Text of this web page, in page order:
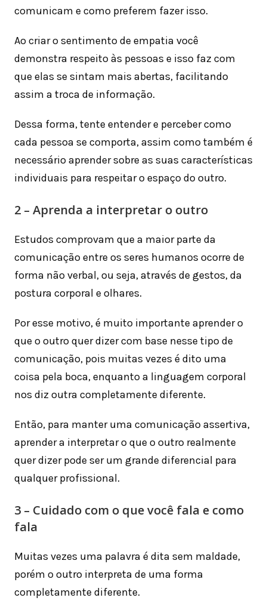
comunicam e como preferem fazer isso.
Ao criar o sentimento de empatia você
demonstra respeito às pessoas e isso faz com
que elas se sintam mais abertas, facilitando
assim a troca de informação.
Dessa forma, tente entender e perceber como
cada pessoa se comporta, assim como também é
necessário aprender sobre as suas características
individuais para respeitar o espaço do outro.
2 – Aprenda a interpretar o outro
Estudos comprovam que a maior parte da
comunicação entre os seres humanos ocorre de
forma não verbal, ou seja, através de gestos, da
postura corporal e olhares.
Por esse motivo, é muito importante aprender o
que o outro quer dizer com base nesse tipo de
comunicação, pois muitas vezes é dito uma
coisa pela boca, enquanto a linguagem corporal
nos diz outra completamente diferente.
Então, para manter uma comunicação assertiva,
aprender a interpretar o que o outro realmente
quer dizer pode ser um grande diferencial para
qualquer profissional.
3 – Cuidado com o que você fala e como
fala
Muitas vezes uma palavra é dita sem maldade,
porém o outro interpreta de uma forma
completamente diferente.